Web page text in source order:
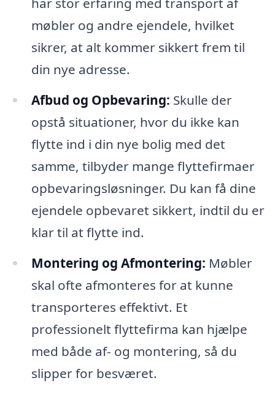
møbler og andre ejendele, hvilket
sikrer, at alt kommer sikkert frem til
din nye adresse.
Afbud og Opbevaring: Skulle der
opstå situationer, hvor du ikke kan
flytte ind i din nye bolig med det
samme, tilbyder mange flyttefirmaer
opbevaringsløsninger. Du kan få dine
ejendele opbevaret sikkert, indtil du er
klar til at flytte ind.
Montering og Afmontering: Møbler
skal ofte afmonteres for at kunne
transporteres effektivt. Et
professionelt flyttefirma kan hjælpe
med både af- og montering, så du
slipper for besværet.